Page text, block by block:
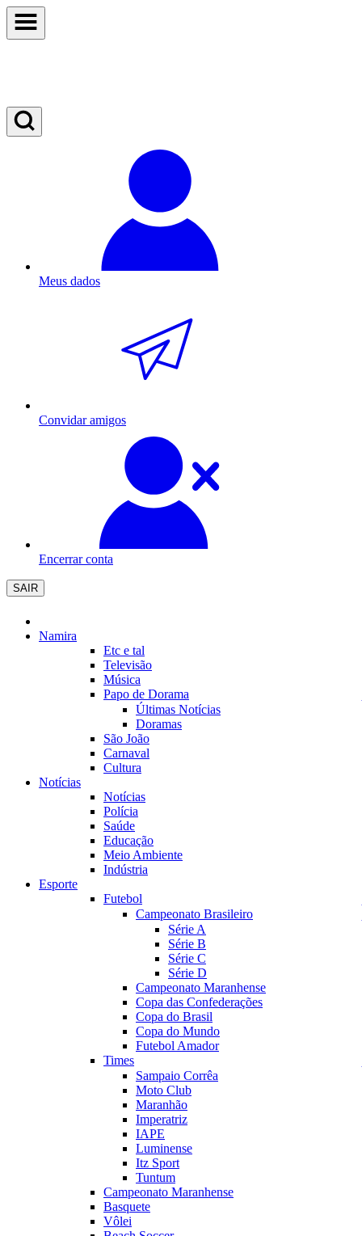
Meus dados
Convidar amigos
Encerrar conta
SAIR
Namira
Etc e tal
Televisão
Música
Papo de Dorama
Últimas Notícias
Doramas
São João
Carnaval
Cultura
Notícias
Notícias
Polícia
Saúde
Educação
Meio Ambiente
Indústria
Esporte
Futebol
Campeonato Brasileiro
Série A
Série B
Série C
Série D
Campeonato Maranhense
Copa das Confederações
Copa do Brasil
Copa do Mundo
Futebol Amador
Times
Sampaio Corrêa
Moto Club
Maranhão
Imperatriz
IAPE
Luminense
Itz Sport
Tuntum
Campeonato Maranhense
Basquete
Vôlei